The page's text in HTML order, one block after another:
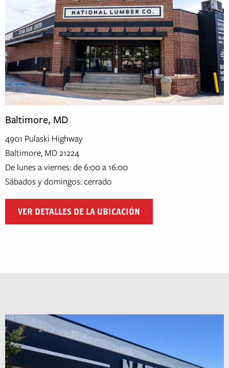
Baltimore, MD
4901 Pulaski Highway
Baltimore, MD 21224
De lunes a viernes: de 6:00 a 16:00
Sábados y domingos: cerrado
VER DETALLES DE LA UBICACIÓN